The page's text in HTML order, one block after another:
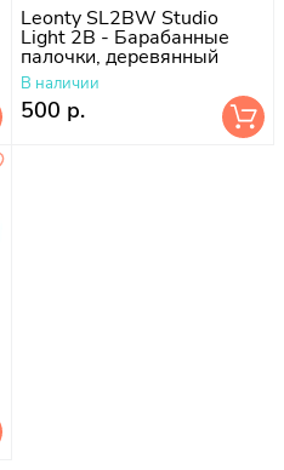
Leonty SL2BW Studio
Light 2В - Барабанные
палочки, деревянный
наконечник
В наличии
500 р.